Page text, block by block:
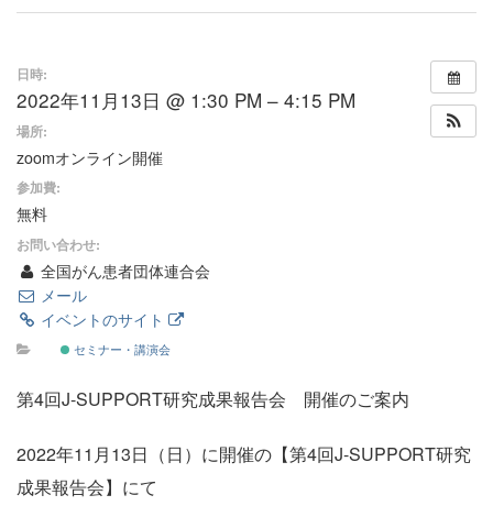
日時:
2022年11月13日 @ 1:30 PM – 4:15 PM
場所:
zoomオンライン開催
参加費:
無料
お問い合わせ:
全国がん患者団体連合会
メール
イベントのサイト
セミナー・講演会
第4回J-SUPPORT研究成果報告会 開催のご案内
2022年11月13日（日）に開催の【第4回J-SUPPORT研究
成果報告会】にて